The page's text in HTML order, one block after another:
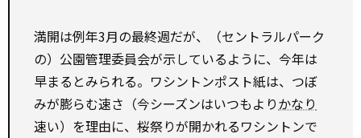
満開は例年3月の最終週だが、（セントラルパーク
の）公園管理委員会が示しているように、今年は
早まるとみられる。ワシントンポスト紙は、つぼ
みが膨らむ速さ（今シーズンはいつもよりかなり
速い）を理由に、桜祭りが開かれるワシントンで